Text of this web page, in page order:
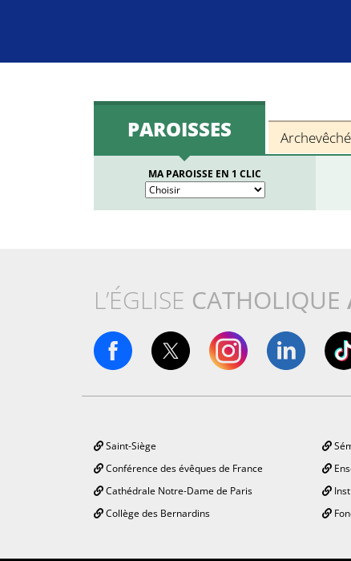
PAROISSES Archevêché
MA PAROISSE EN 1 CLIC
L’ÉGLISE CATHOLIQUE
Saint-Siège
Conférence des évêques de France
Cathédrale Notre-Dame de Paris
Collège des Bernardins